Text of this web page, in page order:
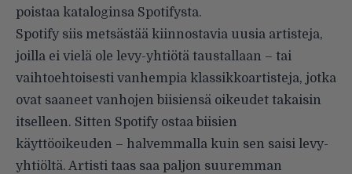
poistaa kataloginsa Spotifysta.
Spotify siis metsästää kiinnostavia uusia artisteja,
joilla ei vielä ole levy-yhtiötä taustallaan – tai
vaihtoehtoisesti vanhempia klassikkoartisteja, jotka
ovat saaneet vanhojen biisiensä oikeudet takaisin
itselleen. Sitten Spotify ostaa biisien
käyttöoikeuden – halvemmalla kuin sen saisi levy-
yhtiöltä. Artisti taas saa paljon suuremman